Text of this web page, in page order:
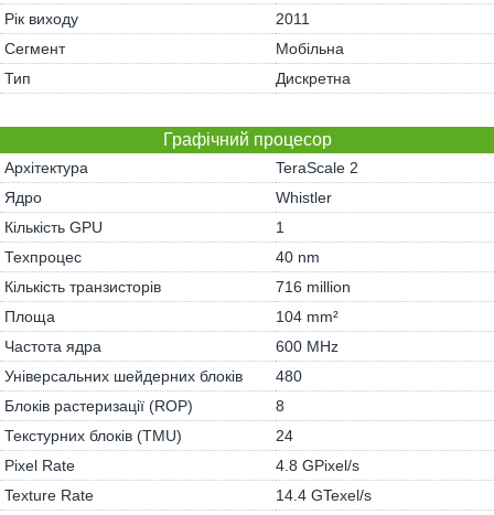
Рік виходу
2011
Сегмент
Мобільна
Тип
Дискретна
Графічний процесор
Архітектура
TeraScale 2
Ядро
Whistler
Кількість GPU
1
Техпроцес
40 nm
Кількість транзисторів
716 million
Площа
104 mm²
Частота ядра
600 MHz
Універсальних шейдерних блоків
480
Блоків растеризації (ROP)
8
Текстурних блоків (TMU)
24
Pixel Rate
4.8 GPixel/s
Texture Rate
14.4 GTexel/s